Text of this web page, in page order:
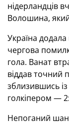
нідерландців
Волошина,
Україна
чергова
гола. Ванат
віддав точний
зблизившись
голкіпером —
Непоганий